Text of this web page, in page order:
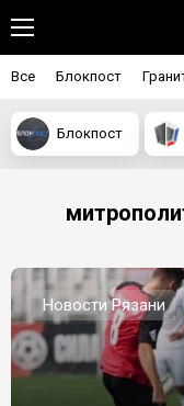
Все Блокпост
Блокпост
Новости Рязани